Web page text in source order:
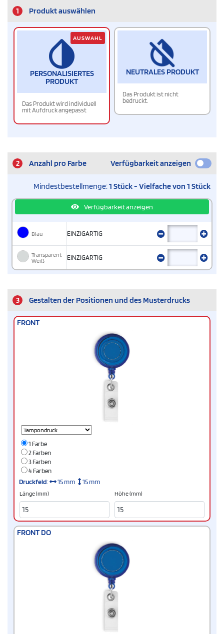
1 Produkt auswählen
PERSONALISIERTES
PRODUKT
Das Produkt wird individuell
mit Aufdruck angepasst
AUSWAHL
NEUTRALES PRODUKT
Das Produkt ist nicht
bedruckt.
2 Anzahl pro Farbe Verfügbarkeit anzeigen
Mindestbestellmenge:1 Stück - Vielfache von 1 Stück
Verfügbarkeit anzeigen
Blau EINZIGARTIG
Transparent
Weiß
EINZIGARTIG
3 Gestalten der Positionen und des Musterdrucks
FRONT
1 Farbe
2 Farben
3 Farben
4 Farben
Druckfeld: 15 mm 15 mm
Länge (mm) Höhe (mm)
FRONT DO